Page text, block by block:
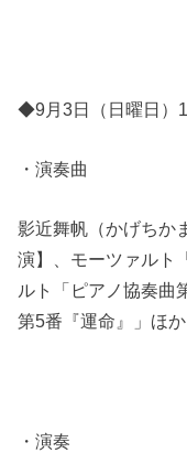
◆9月3日（日曜日）
・演奏曲
影近舞帆（かげちか
演】、モーツァルト
ルト「ピアノ協奏曲
第5番『運命』」ほか
・演奏